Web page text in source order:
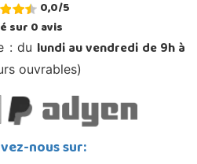
0,0/5
sur0avis
: du lundi au vendredi de 9h à
ouvrables)
nous sur: